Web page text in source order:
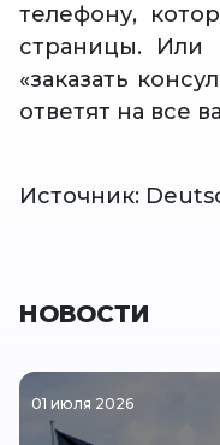
телефону,
страницы. Или
«заказать
ответят на все
Источник:
НОВОСТИ
01 июля 2026